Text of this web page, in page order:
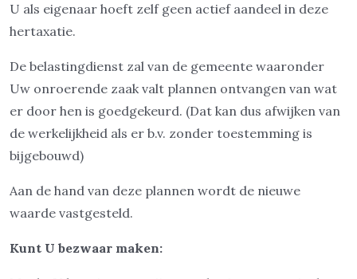
U als eigenaar hoeft zelf geen actief aandeel in deze
hertaxatie.
De belastingdienst zal van de gemeente waaronder
Uw onroerende zaak valt plannen ontvangen van wat
er door hen is goedgekeurd. (Dat kan dus afwijken van
de werkelijkheid als er b.v. zonder toestemming is
bijgebouwd)
Aan de hand van deze plannen wordt de nieuwe
waarde vastgesteld.
Kunt U bezwaar maken: